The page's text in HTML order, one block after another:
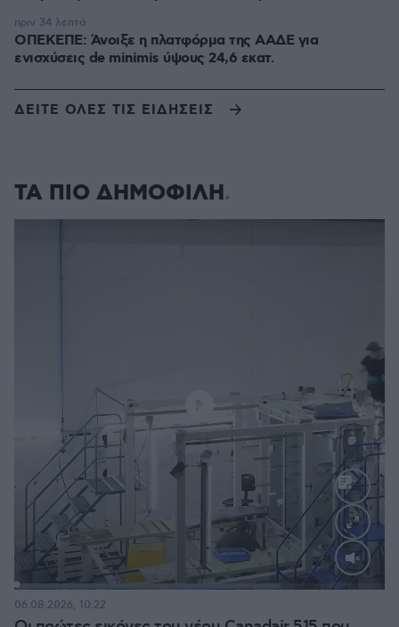
ΟΠΕΚΕΠΕ: Άνοιξε η πλατφόρμα της ΑΑΔΕ για
ενισχύσεις de minimis ύψους 24,6 εκατ.
πριν 34 λεπτά
ΔΕΙΤΕ ΟΛΕΣ ΤΙΣ ΕΙΔΗΣΕΙΣ
ΤΑ ΠΙΟ ΔΗΜΟΦΙΛΗ
Loaded
06.08.2026, 10:22